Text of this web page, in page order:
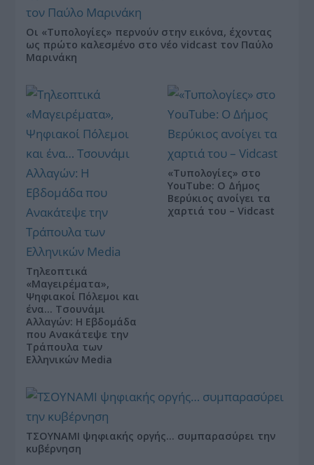
Οι «Τυπολογίες» περνούν στην εικόνα, έχοντας
ως πρώτο καλεσμένο στο νέο vidcast τον Παύλο
Μαρινάκη
Τηλεοπτικά
«Μαγειρέματα»,
Ψηφιακοί Πόλεμοι και
ένα… Τσουνάμι
Αλλαγών: Η Εβδομάδα
που Ανακάτεψε την
Τράπουλα των
Ελληνικών Media
«Τυπολογίες» στο
YouTube: Ο Δήμος
Βερύκιος ανοίγει τα
χαρτιά του – Vidcast
ΤΣΟΥΝΑΜΙ ψηφιακής οργής… συμπαρασύρει την
κυβέρνηση